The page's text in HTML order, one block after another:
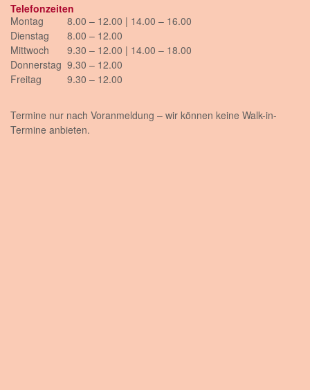
Telefonzeiten
Montag
8.00 – 12.00 | 14.00 – 16.00
Dienstag
8.00 – 12.00
Mittwoch
9.30 – 12.00 | 14.00 – 18.00
Donnerstag 9.30 – 12.00
Freitag
9.30 – 12.00
Termine nur nach Voranmeldung – wir können keine Walk-in-
Termine anbieten.